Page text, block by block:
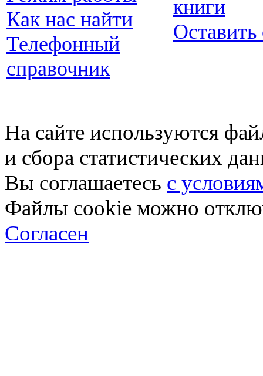
Как нас найти
Телефонный
справочник
книги
Оставить
На сайте используются
и сбора статистических
Вы соглашаетесь с
Файлы cookie можно
Согласен